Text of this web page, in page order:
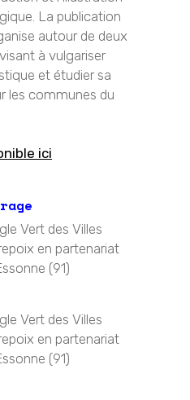
La publication
autour de deux
à vulgariser
et étudier sa
les communes du
ici
Vert des Villes
en partenariat
(91)
Vert des Villes
en partenariat
(91)